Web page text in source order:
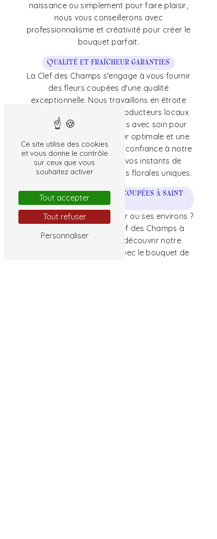
naissance ou simplement pour faire plaisir,
nous vous conseillerons avec
professionnalisme et créativité pour créer le
bouquet parfait.
Qualité et fraîcheur garanties
La Clef des Champs s'engage à vous fournir
des fleurs coupées d'une qualité
exceptionnelle. Nous travaillons en étroite
collaboration avec des producteurs locaux
et sélectionnons nos fleurs avec soin pour
vous garantir une fraîcheur optimale et une
tenue longue durée. Faites confiance à notre
expertise pour sublimer vos instants de
bonheur avec des créations florales uniques.
Commandez vos fleurs coupées à Saint-
Flovier
Vous habitez à Saint-Flovier ou ses environs ?
Rendez-vous chez La Clef des Champs à
Preuilly-sur-Claise pour découvrir notre
univers floral et repartir avec le bouquet de
Ce site utilise des cookies
et vous donne le contrôle
sur ceux que vous
souhaitez activer
Tout accepter
Tout refuser
Personnaliser